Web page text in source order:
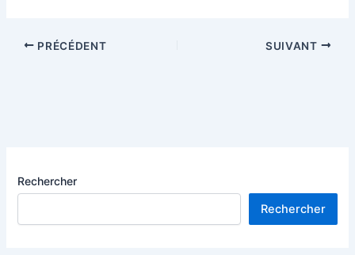
PRÉCÉDENT SUIVANT
Rechercher
Rechercher